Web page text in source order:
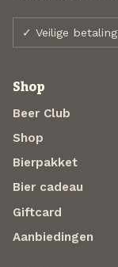
✓ Veilige betaling
Shop
Beer Club
Shop
Bierpakket
Bier cadeau
Giftcard
Aanbiedingen